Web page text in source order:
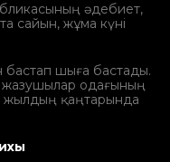
әдебиет,
сайын, жұма күні
бастап шыға бастады.
жазушылар одағының
жылдың қаңтарында